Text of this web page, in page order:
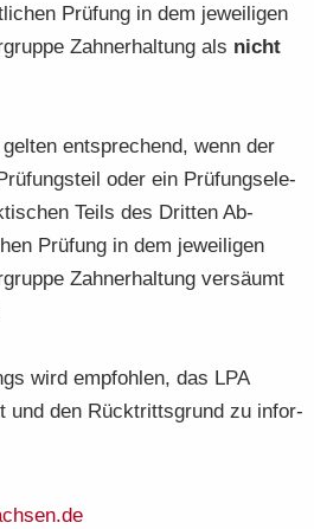
Prü­fung in dem je­wei­li­gen
Zahnerhal­tung als nicht
ent­spre­chend, wenn der
oder ein Prü­fungs­ele­
Teils des Drit­ten Ab­
Prü­fung in dem je­wei­li­gen
Zahnerhal­tung ver­säumt
wird emp­foh­len, das LPA
und den Rück­tritts­grund zu in­for­